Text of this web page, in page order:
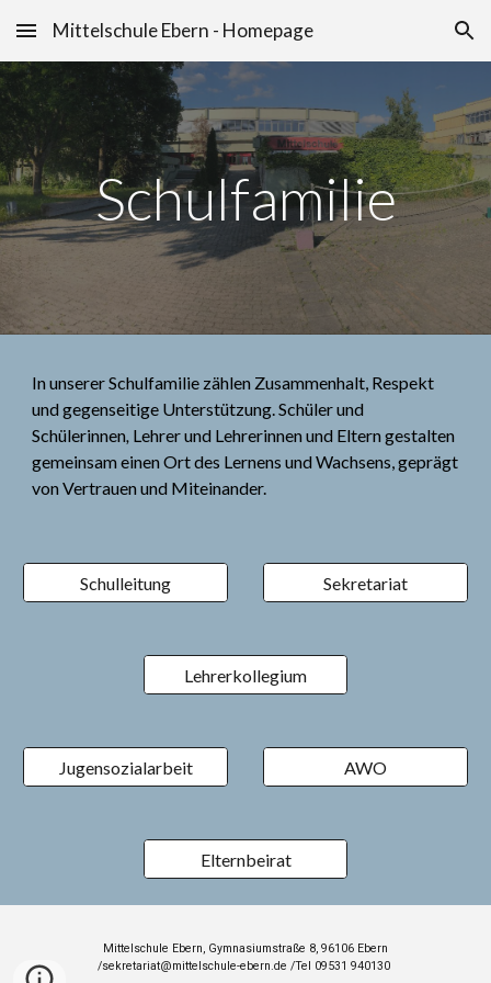
Skip to main content Skip to navigation
Mittelschule Ebern - Homepage
Schulfamilie
In unserer Schulfamilie zählen Zusammenhalt, Respekt
und gegenseitige Unterstützung. Schülerund
Schülerinnen, Lehrer und Lehrerinnenund Eltern gestalten
gemeinsam einen Ort des Lernens und Wachsens, geprägt
von Vertrauen und Miteinander.
Schulleitung Sekretariat
Lehrerkollegium
Jugensozialarbeit AWO
Elternbeirat
Mittelschule Ebern, Gymnasiumstraße 8, 96106 Ebern
/sekretariat@mittelschule-ebern.de /Tel 09531 940130